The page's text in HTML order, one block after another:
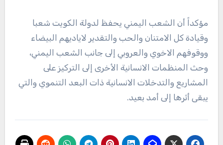
مؤكداً أن الشعب اليمني يحفظ لدولة الكويت شعبا
وقيادة كل الامتنان والحب والتقدير لاياديهم البيضاء
ووقوفهم الاخوي والعروبي إلى جانب الشعب اليمني،
وحث المنظمات الانسانية الأخرى إلى التركيز على
المشاريع والتدخلات الانسانية ذات البعد التنموي والتي
يبقى أثرها إلى أمد بعيد.